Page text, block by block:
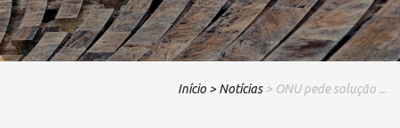
Início > Notícias > ONU pede solução ...